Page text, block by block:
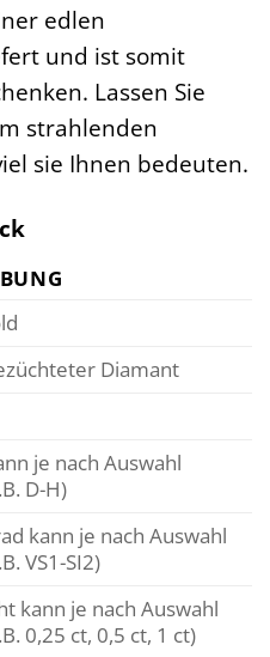
edlen
und ist somit
Lassen Sie
strahlenden
sie Ihnen bedeuten.
Diamant
je nach Auswahl
D-H)
kann je nach Auswahl
VS1-SI2)
kann je nach Auswahl
0,25 ct, 0,5 ct, 1 ct)